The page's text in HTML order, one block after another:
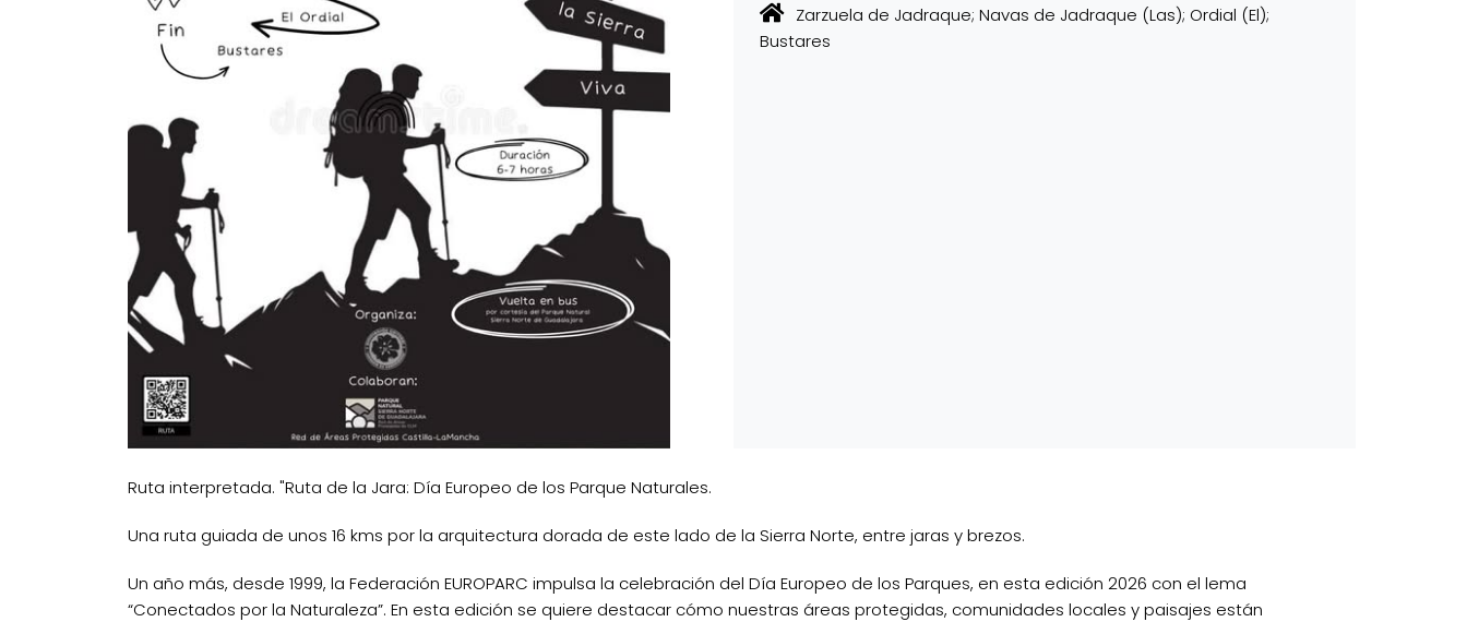
Zarzuela de Jadraque; Navas de Jadraque (Las); Ordial (El);
Bustares
Ruta interpretada. "Ruta de la Jara: Día Europeo de los Parque Naturales.
Una ruta guiada de unos 16 kms por la arquitectura dorada de este lado de la Sierra Norte, entre jaras y brezos.
Un año más, desde 1999, la Federación EUROPARC impulsa la celebración del Día Europeo de los Parques, en esta edición 2026 con el lema
“Conectados por la Naturaleza”. En esta edición se quiere destacar cómo nuestras áreas protegidas, comunidades locales y paisajes están